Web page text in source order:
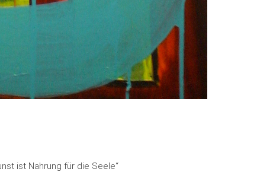
ist Nahrung für die Seele“